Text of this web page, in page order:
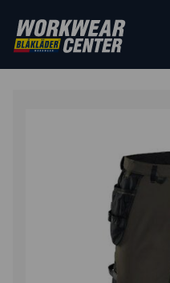
ETUSIVU/ALAOSAT